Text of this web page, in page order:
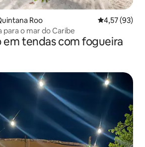
Roo 4,57 de uma
4,57 (93)
o mar do Caribe
tendas com fogueira